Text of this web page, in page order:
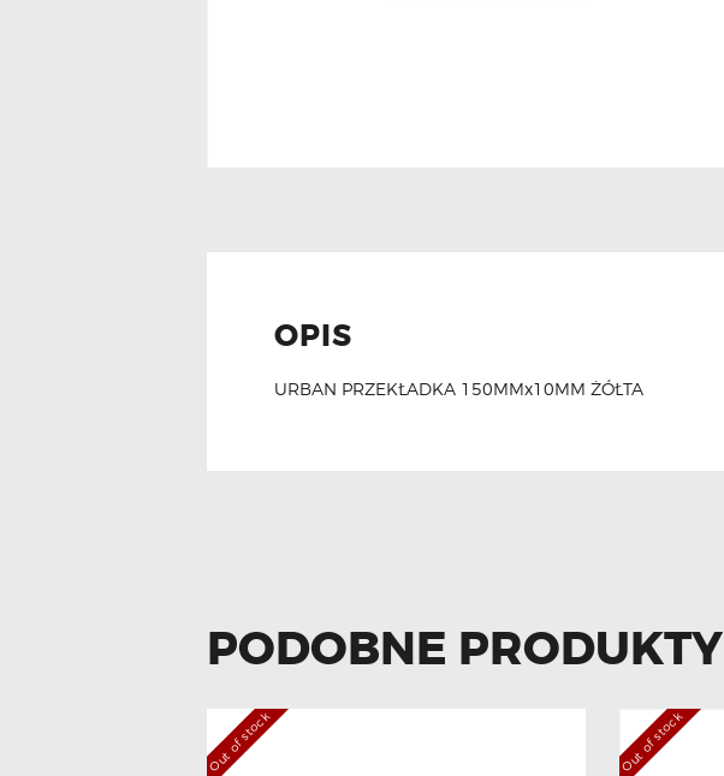
OPIS
URBAN PRZEKŁADKA 150MMx10MM ŻÓŁTA
PODOBNE PRODUKTY
Out of stock Out of stock